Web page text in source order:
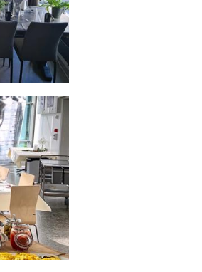
i
på
ledet av
erfaring
på en
de liker.